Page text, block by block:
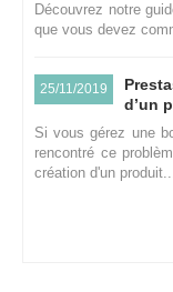
Découvrez notre
que vous devez
25/11/2019
d’un
Si vous gérez une
rencontré ce
création d'un